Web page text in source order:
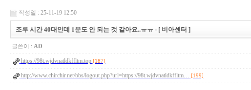
작성일 : 25-11-19 12:50
조루 시간 40대인데 1분도 안 되는 것 같아요..ㅠㅠ - [ 비아센터 ]
글쓴이 : AD
https://98t.wjdvnatldkffltm.top [187]
http://www.chirchir.net/bbs/logout.php?url=https://98t.wjdvnatldkffltm… [199]